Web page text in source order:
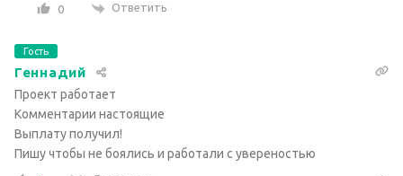
0 Ответить
Гость
Геннадий
Проект работает
Комментарии настоящие
Выплату получил!
Пишу чтобы не боялись и работали с увереностью